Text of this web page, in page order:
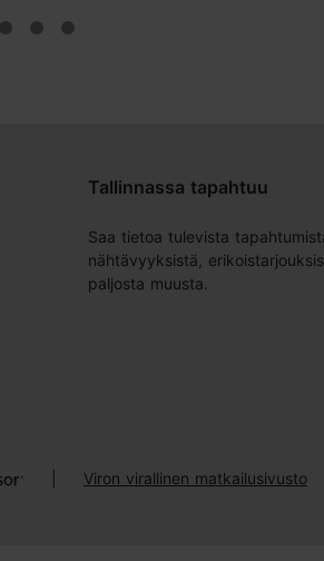
Tallinnassa tapahtuu
Saa tietoa tulevista
nähtävyyksistä,
paljosta muusta.
Viron virallinen matkailusivusto